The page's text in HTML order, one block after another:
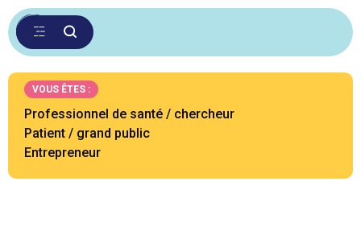
VOUS ÊTES :
Professionnel de santé / chercheur
Patient / grand public
Entrepreneur